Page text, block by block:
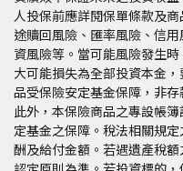
人投保前應詳閱保單條款及
途贖回風險、匯率風險、信
資風險等。當可能風險發生
大可能損失為全部投資本金
品受保險安定基金保障，非
此外，本保險商品之專設帳
定基金之保障。稅法相關規
酬及給付金額。若遇遺產稅